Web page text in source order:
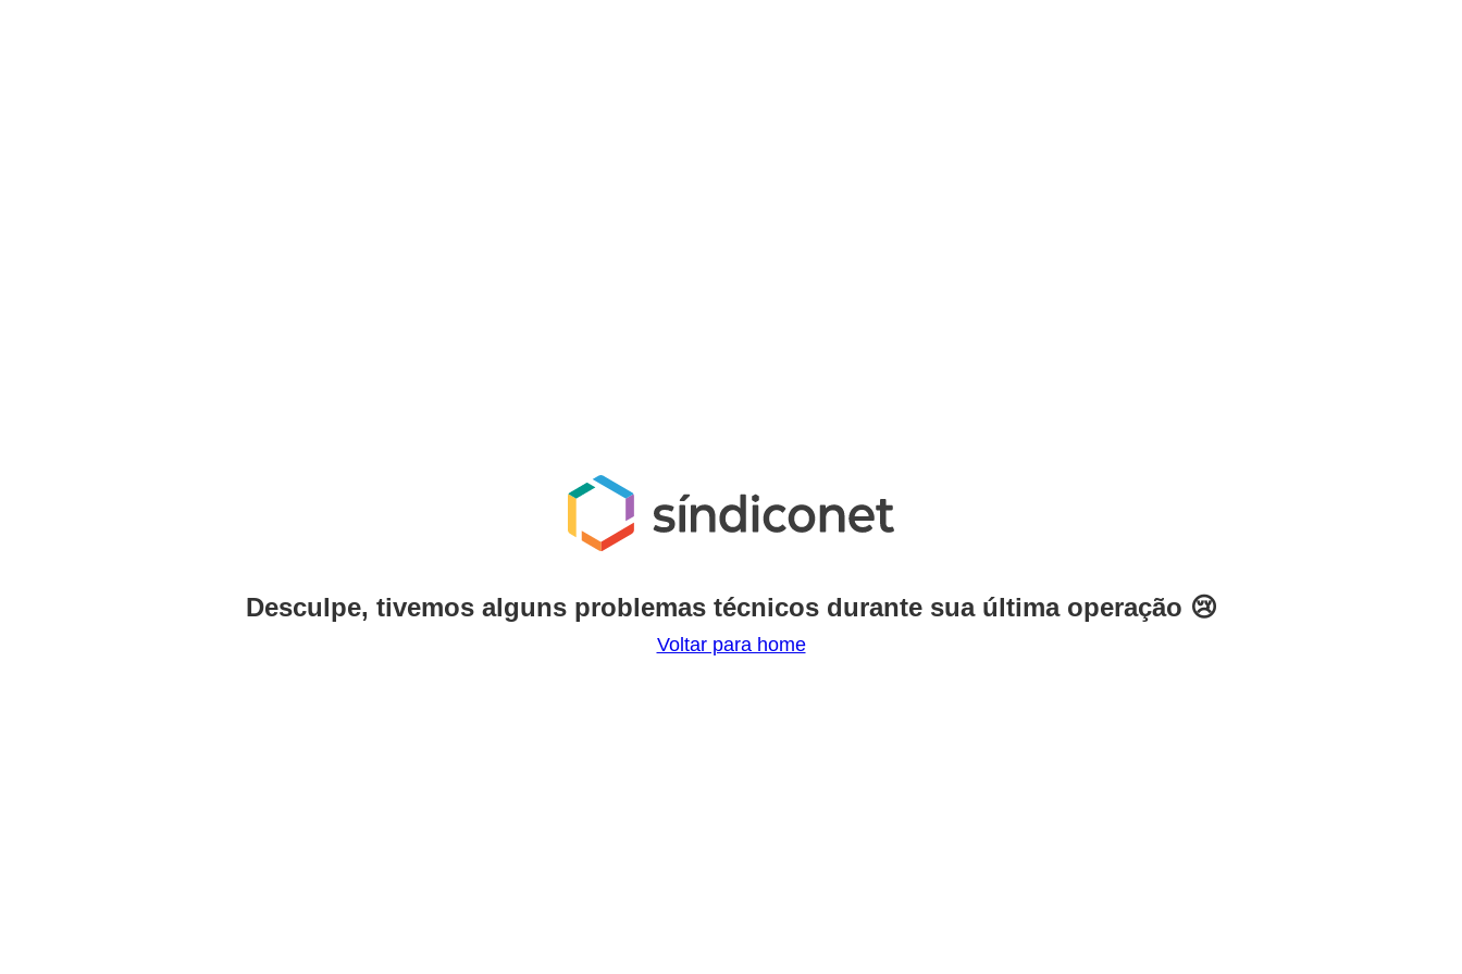
Desculpe, tivemos alguns problemas técnicos durante sua última operação 😢
Voltar para home